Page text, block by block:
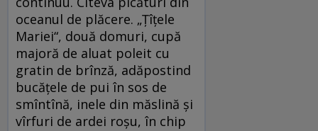
oceanul de plăcere. „Ţîţele
Mariei“, două domuri, cupă
majoră de aluat poleit cu
gratin de brînză, adăpostind
bucăţele de pui în sos de
smîntînă, inele din măslină şi
vîrfuri de ardei roşu, în chip